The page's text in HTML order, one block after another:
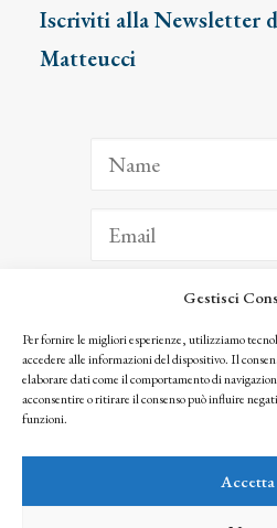
Gestisci
Per fornire le migliori esperienze, utilizziamo
accedere alle informazioni del dispositivo. Il
elaborare dati come il comportamento di
acconsentire o ritirare il consenso può influire
funzioni.
Accetta
Iscriviti alla Newsletter
Matteucci
Facendo clic per iscriverti, riconosci che le tue
seguendo la nostra Privacy Policy
© 2025 Istituto Matteucci. All right reserved
l’autorizzazione scritta dei proprietari dei diritti e